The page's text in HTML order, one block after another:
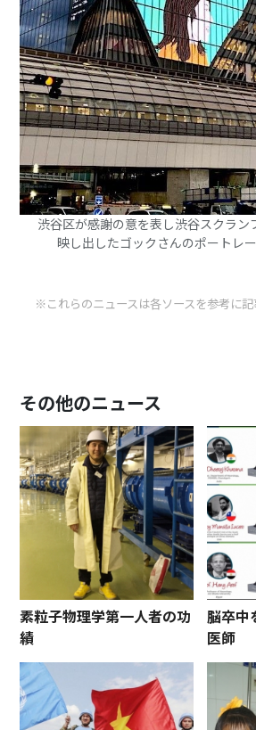
渋谷区が感謝の意を表し渋谷スクラン
映し出したゴックさんのポート
※これらのニュースは各ソースを参考に
その他のニュース
素粒子物理学第一人者の功
績
脳卒中
医師